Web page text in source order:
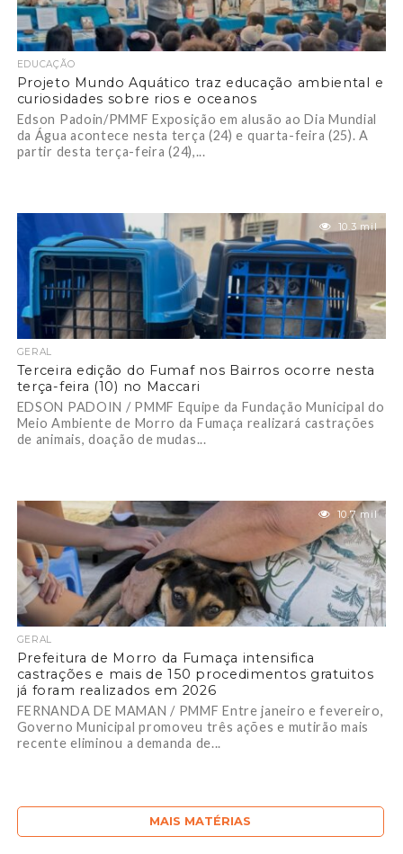
EDUCAÇÃO
Projeto Mundo Aquático traz educação ambiental e
curiosidades sobre rios e oceanos
Edson Padoin/PMMF Exposição em alusão ao Dia Mundial
da Água acontece nesta terça (24) e quarta-feira (25). A
partir desta terça-feira (24),...
10.3 mil
GERAL
Terceira edição do Fumaf nos Bairros ocorre nesta
terça-feira (10) no Maccari
EDSON PADOIN / PMMF Equipe da Fundação Municipal do
Meio Ambiente de Morro da Fumaça realizará castrações
de animais, doação de mudas...
10.7 mil
GERAL
Prefeitura de Morro da Fumaça intensifica
castrações e mais de 150 procedimentos gratuitos
já foram realizados em 2026
FERNANDA DE MAMAN / PMMF Entre janeiro e fevereiro,
Governo Municipal promoveu três ações e mutirão mais
recente eliminou a demanda de...
MAIS MATÉRIAS